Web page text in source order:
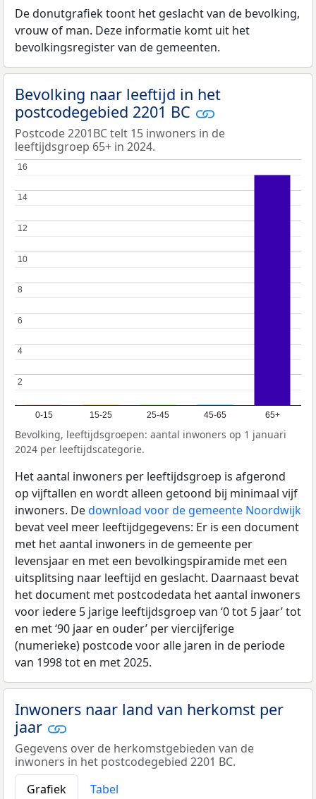
De donutgrafiek toont het geslacht van de bevolking,
vrouw of man. Deze informatie komt uit het
bevolkingsregister van de gemeenten.
Bevolking naar leeftijd in het
postcodegebied 2201 BC
Postcode 2201BC telt 15 inwoners in de
leeftijdsgroep 65+ in 2024.
0-15 15-25 25-45 45-65 65+
2
2
4
4
6
6
8
8
10
10
12
12
14
14
16
16
Bevolking, leeftijdsgroepen: aantal inwoners op 1 januari
2024 per leeftijdscategorie.
Het aantal inwoners per leeftijdsgroep is afgerond
op vijftallen en wordt alleen getoond bij minimaal vijf
inwoners. Dedownload voor de gemeente Noordwijk
bevat veel meer leeftijdgegevens: Er is een document
met het aantal inwoners in de gemeente per
levensjaar en met een bevolkingspiramide met een
uitsplitsing naar leeftijd en geslacht. Daarnaast bevat
het document met postcodedata het aantal inwoners
voor iedere 5 jarige leeftijdsgroep van ‘0 tot 5 jaar’ tot
en met ‘90 jaar en ouder’ per viercijferige
(numerieke) postcode voor alle jaren in de periode
van 1998 tot en met 2025.
Inwoners naar land van herkomst per
jaar
Gegevens over de herkomstgebieden van de
inwoners in het postcodegebied 2201 BC.
Grafiek
Tabel